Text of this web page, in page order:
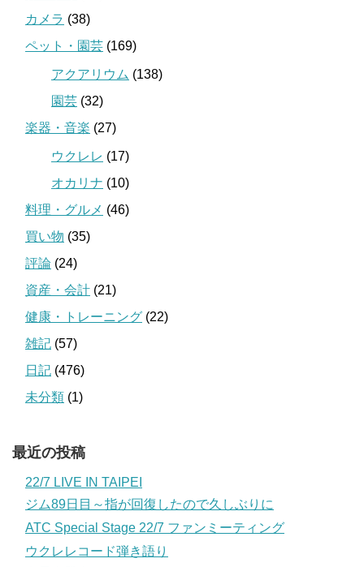
カメラ (38)
ペット・園芸 (169)
アクアリウム (138)
園芸 (32)
楽器・音楽 (27)
ウクレレ (17)
オカリナ (10)
料理・グルメ (46)
買い物 (35)
評論 (24)
資産・会計 (21)
健康・トレーニング (22)
雑記 (57)
日記 (476)
未分類 (1)
最近の投稿
22/7 LIVE IN TAIPEI
ジム89日目～指が回復したので久しぶりに
ATC Special Stage 22/7 ファンミーティング
ウクレレコード弾き語り